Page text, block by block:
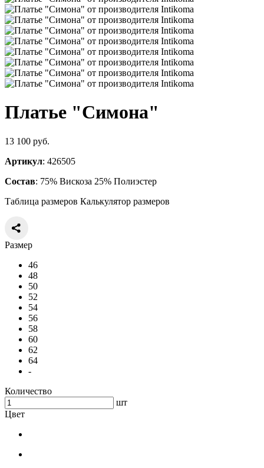
Платье "Симона"
13 100 руб.
Артикул: 426505
Состав: 75% Вискоза 25% Полиэстер
Таблица размеров Калькулятор размеров
Размер
46
48
50
52
54
56
58
60
62
64
-
Количество
шт
Цвет